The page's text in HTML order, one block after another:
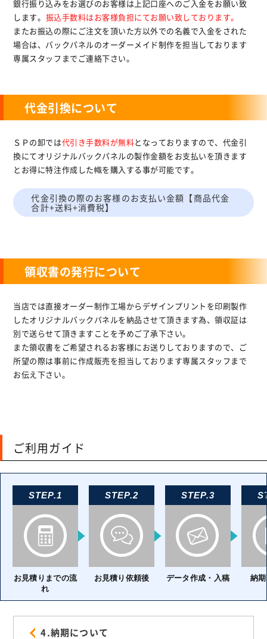
銀行振り込みをお選びのお客様は上記口座へのご入金をお願い致
します。 振込手数料はお客様負担にてお願い致しております。
またお振込の際にご注文を頂いた方以外での名義で入金をされた
場合は、バックパネルのオーダーメイド制作を担当しております
専属スタッフまでご連絡下さい。
代金引換について
ＳＰの卸では代引き手数料が無料となっておりますので、代金引
換にてオリジナルバックパネルの製作金額をお支払いを頂きます
とお得に特注作成した幟を購入する事が可能です。
代金引換の際のお客様のお支払い金額【商品代金
合計+送料+消費税】
領収書の発行について
当店では直接オーダー制作工場からデザインプリントを印刷製作
したオリジナルバックパネルを納品させて頂きます為、領収証は
別で送らせて頂きますことを予めご了承下さい。
また領収書をご希望されるお客様にお送りしておりますので、ご
所望の際は事前に作成販売を担当しております専属スタッフまで
お伝え下さい。
ご利用ガイド
STEP.1
お見積りまでの流
れ
STEP.2
お見積り依頼後
STEP.3
データ作成・入稿 納
4.納期について